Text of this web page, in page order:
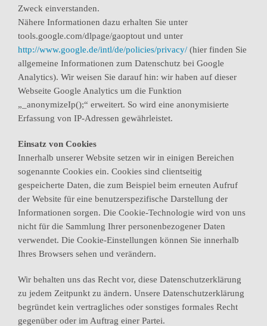
Zweck einverstanden.
Nähere Informationen dazu erhalten Sie unter
tools.google.com/dlpage/gaoptout und unter
http://www.google.de/intl/de/policies/privacy/ (hier finden Sie
allgemeine Informationen zum Datenschutz bei Google
Analytics). Wir weisen Sie darauf hin: wir haben auf dieser
Webseite Google Analytics um die Funktion
„_anonymizeIp();“ erweitert. So wird eine anonymisierte
Erfassung von IP-Adressen gewährleistet.
Einsatz von Cookies
Innerhalb unserer Website setzen wir in einigen Bereichen
sogenannte Cookies ein. Cookies sind clientseitig
gespeicherte Daten, die zum Beispiel beim erneuten Aufruf
der Website für eine benutzerspezifische Darstellung der
Informationen sorgen. Die Cookie-Technologie wird von uns
nicht für die Sammlung Ihrer personenbezogener Daten
verwendet. Die Cookie-Einstellungen können Sie innerhalb
Ihres Browsers sehen und verändern.
Wir behalten uns das Recht vor, diese Datenschutzerklärung
zu jedem Zeitpunkt zu ändern. Unsere Datenschutzerklärung
begründet kein vertragliches oder sonstiges formales Recht
gegenüber oder im Auftrag einer Partei.